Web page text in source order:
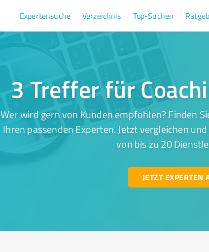
Expertensuche Verzeichnis Top-Suchen
3 Treffer für
Wer wird gern von Kunden empfohlen? Finden
Ihren passenden Experten. Jetzt vergleichen
von bis zu 20
JETZT EXPERTEN